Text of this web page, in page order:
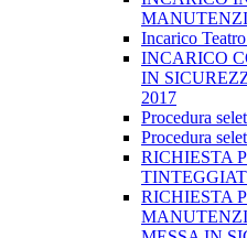
Incarico
INCARICO
IN
2017
Procedura
Procedura
RICHIESTA
RICHIESTA